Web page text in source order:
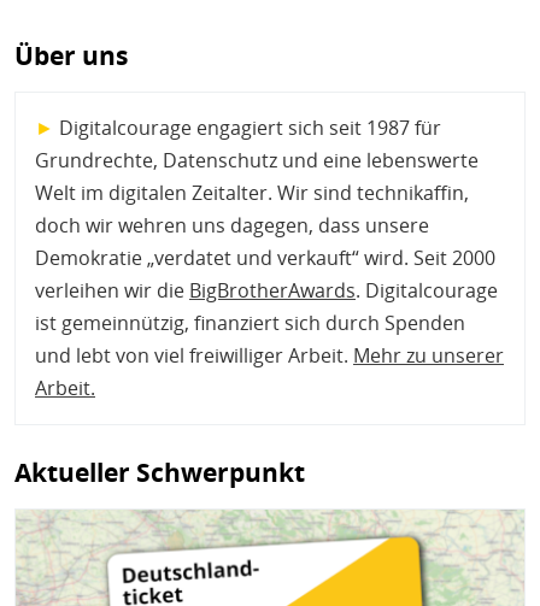
Über uns
► Digitalcourage engagiert sich seit 1987 für
Grundrechte, Datenschutz und eine lebenswerte
Welt im digitalen Zeitalter. Wir sind technikaffin,
doch wir wehren uns dagegen, dass unsere
Demokratie „verdatet und verkauft“ wird. Seit 2000
verleihen wir die BigBrotherAwards. Digitalcourage
ist gemeinnützig, finanziert sich durch Spenden
und lebt von viel freiwilliger Arbeit. Mehr zu unserer
Arbeit.
Aktueller Schwerpunkt
Bild